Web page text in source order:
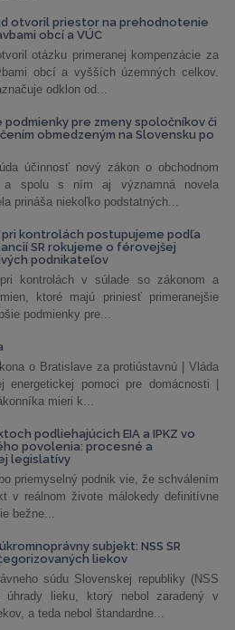
otvoril priestor na prehodnotenie
obcí a VÚC
otázku primeranej kompenzácie za
obcí a vyšších územných celkov.
odklon od...
podmienky pre zmeny spoločníkov či
obmedzeným na Slovensku po
účinnosť nový zákon o obchodnom
spolu s ním aj významná novela
prináša niekoľko podstatných...
kontrolách postupujeme podľa
SR rokujeme o férovejšej
podnikateľov
kontrolách v súlade so zákonom a
ktoré majú priniesť primeranejšie
podmienky pre...
o Bratislave za protiústavnú | Vláda
energetickej pomoci pre domácnosti |
mieri k...
podliehajúcich EIA a IPKZ vo
povolenia: procesné a
legislatívy
priemyselný podnik vie, že schválením
v reálnom živote málokedy definitívne
bežne...
subjekt: NSS SR
liekov
súdu Slovenskej republiky (NSS
úhrady lieku, ktorý nebol zaradený v
a teda nebol štandardne...